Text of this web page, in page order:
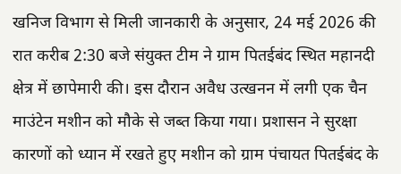
खनिज विभाग से मिली जानकारी के अनुसार, 24 मई 2026 की
रात करीब 2:30 बजे संयुक्त टीम ने ग्राम पितईबंद स्थित महानदी
क्षेत्र में छापेमारी की। इस दौरान अवैध उत्खनन में लगी एक चैन
माउंटेन मशीन को मौके से जब्त किया गया। प्रशासन ने सुरक्षा
कारणों को ध्यान में रखते हुए मशीन को ग्राम पंचायत पितईबंद के